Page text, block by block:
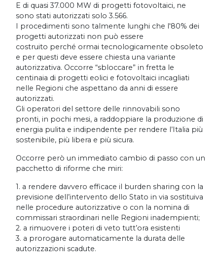
E di quasi 37.000 MW di progetti fotovoltaici, ne
sono stati autorizzati solo 3.566.
I procedimenti sono talmente lunghi che l'80% dei
progetti autorizzati non può essere
costruito perché ormai tecnologicamente obsoleto
e per questi deve essere chiesta una variante
autorizzativa. Occorre “sbloccare” in fretta le
centinaia di progetti eolici e fotovoltaici incagliati
nelle Regioni che aspettano da anni di essere
autorizzati.
Gli operatori del settore delle rinnovabili sono
pronti, in pochi mesi, a raddoppiare la produzione di
energia pulita e indipendente per rendere l’Italia più
sostenibile, più libera e più sicura.
Occorre però un immediato cambio di passo con un
pacchetto di riforme che miri:
1. a rendere davvero efficace il burden sharing con la
previsione dell’intervento dello Stato in via sostituiva
nelle procedure autorizzative o con la nomina di
commissari straordinari nelle Regioni inadempienti;
2. a rimuovere i poteri di veto tutt’ora esistenti
3. a prorogare automaticamente la durata delle
autorizzazioni scadute.